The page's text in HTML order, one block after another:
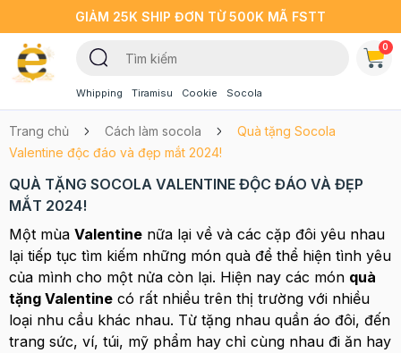
GIẢM 25K SHIP ĐƠN TỪ 500K MÃ FSTT
Whipping Tiramisu Cookie Socola
0
Trang chủ Cách làm socola
Quà tặng Socola
Valentine độc đáo và đẹp mắt 2024!
QUÀ TẶNG SOCOLA VALENTINE ĐỘC ĐÁO VÀ ĐẸP
MẮT 2024!
Một mùa Valentine nữa lại về và các cặp đôi yêu nhau
lại tiếp tục tìm kiếm những món quà để thể hiện tình yêu
của mình cho một nửa còn lại. Hiện nay các món quà
tặng Valentine có rất nhiều trên thị trường với nhiều
loại nhu cầu khác nhau. Từ tặng nhau quần áo đôi, đến
trang sức, ví, túi, mỹ phẩm hay chỉ cùng nhau đi ăn hay